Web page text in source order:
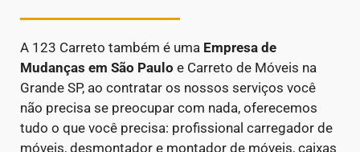
A 123 Carreto também é uma Empresa de
Mudanças em São Paulo e Carreto de Móveis na
Grande SP, ao contratar os nossos serviços você
não precisa se preocupar com nada, oferecemos
tudo o que você precisa: profissional carregador de
móveis, desmontador e montador de móveis, caixas